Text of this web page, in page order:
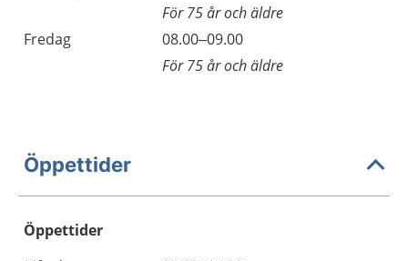
För 75 år och äldre
Fredag
08.00–09.00
För 75 år och äldre
Öppettider
Öppettider